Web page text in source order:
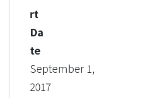
rt
Da
te
September 1,
2017